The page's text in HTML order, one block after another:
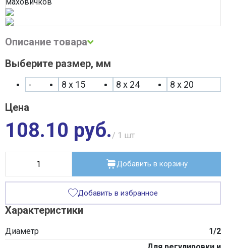
Описание товара
Описание и фото товара, технические характеристики, габариты,
и паспорта носят справочный характер и основываются на последних
доступных сведениях от производителя. Производитель оставляет
уведомления продавца. Предложение не является публичной
офертой.
Выберите размер, мм
- 8 х 15 8 х 24 8 х 20
Цена
108.10 руб./ 1 шт
Добавить в корзину
Добавить в избранное
Характеристики
Диаметр 1/2